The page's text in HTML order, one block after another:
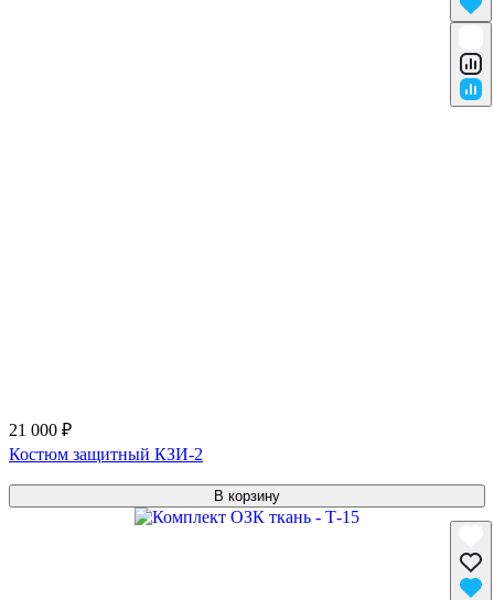
21 000 ₽
Костюм защитный КЗИ-2
В корзину